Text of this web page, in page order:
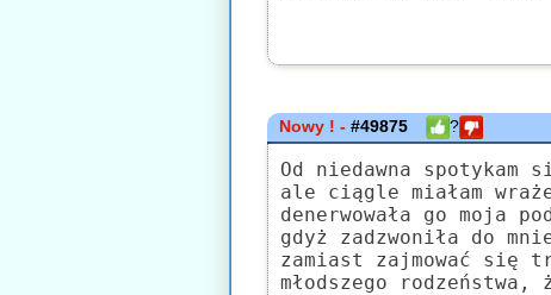
Nowy ! -#49875 ?
Od niedawna
ale ciągle miałam
denerwowała go moja
gdyż zadzwoniła do
zamiast zajmować
młodszego rodzeństwa,